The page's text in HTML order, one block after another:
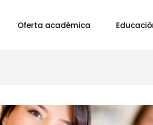
Oferta académica